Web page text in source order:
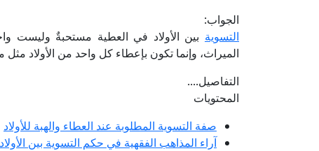
الجواب:
التسوية بين الأولاد في العطية مستحبةٌ وليست
الميراث، وإنما تكون بإعطاء كل واحد من الأولاد
التفاصيل....
المحتويات
صفة التسوية المطلوبة عند العطاء والهبة للأولاد
آراء المذاهب الفقهية في حكم التسوية بين